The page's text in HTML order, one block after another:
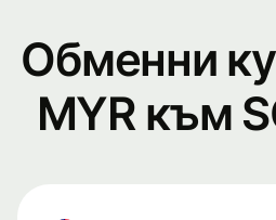
Обменни
MYR към